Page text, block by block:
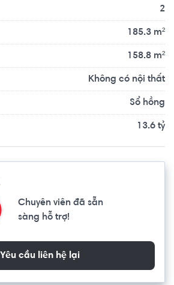
2
185.3 m²
158.8 m²
Không có nội thất
Sổ hồng
13.6 tỷ
Chuyên viên đã sẵn
sàng hỗ trợ!
Yêu cầu liên hệ lại